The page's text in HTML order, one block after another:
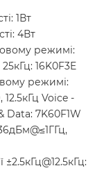
1Вт
4Вт
режимі:
25кГц: 16K0F3E
режимі:
12.5кГц Voice -
Data: 7K60F1W